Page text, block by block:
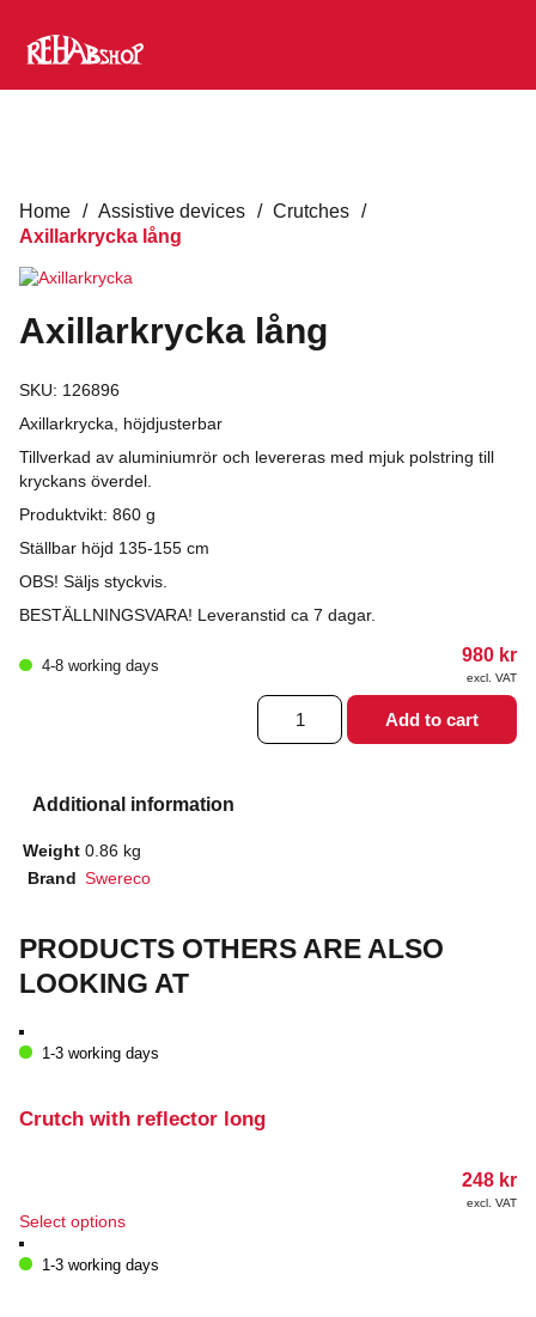
Home / Assistive devices / Crutches /
Axillarkrycka lång
Axillarkrycka lång
SKU: 126896
Axillarkrycka, höjdjusterbar
Tillverkad av aluminiumrör och levereras med mjuk polstring till
kryckans överdel.
Produktvikt: 860 g
Ställbar höjd 135-155 cm
OBS! Säljs styckvis.
BESTÄLLNINGSVARA! Leveranstid ca 7 dagar.
4-8 working days
980 kr
excl. VAT
Axillarkrycka
quantity
Add to cart
Additional information
Weight 0.86 kg
Brand Swereco
PRODUCTS OTHERS ARE ALSO
LOOKING AT
1-3 working days
Crutch with reflector long
248 kr
excl. VAT
Select optionsThis
has
1-3 working days